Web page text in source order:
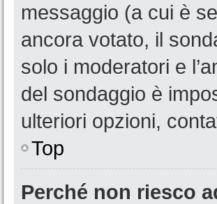
messaggio (a cui è
ancora votato, il
solo i moderatori e
del sondaggio è
ulteriori opzioni,
Top
Perché non riesco